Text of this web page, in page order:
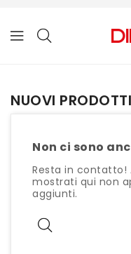
NUOVI PRODOTTI
Non ci sono
Resta in contatto!
mostrati qui non
aggiunti.